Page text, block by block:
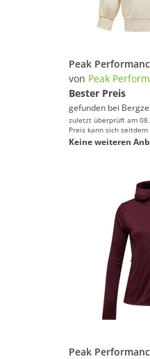
von Peak
Bester Preis
gefunden bei
zuletzt überprüft am
Preis kann sich
Keine weiteren